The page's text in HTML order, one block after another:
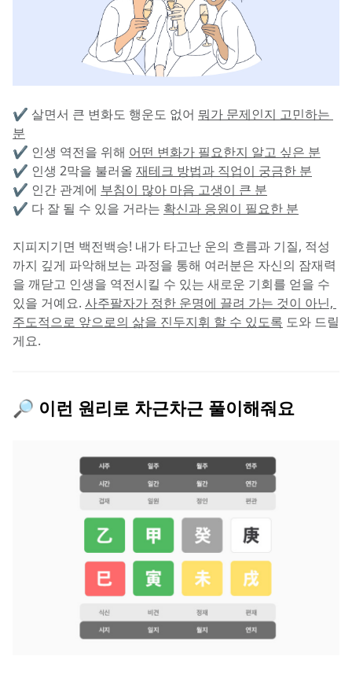
✔️ 살면서 큰 변화도 행운도 없어 뭐가 문제인지 고민하는
분
✔️ 인생 역전을 위해 어떤 변화가 필요한지 알고 싶은 분
✔️ 인생 2막을 불러올 재테크 방법과 직업이 궁금한 분
✔️ 인간 관계에 부침이 많아 마음 고생이 큰 분
✔️ 다 잘 될 수 있을 거라는 확신과 응원이 필요한 분
지피지기면 백전백승! 내가 타고난 운의 흐름과 기질, 적성
까지 깊게 파악해보는 과정을 통해 여러분은 자신의 잠재력
을 깨닫고 인생을 역전시킬 수 있는 새로운 기회를 얻을 수
있을 거예요. 사주팔자가 정한 운명에 끌려 가는 것이 아닌,
주도적으로 앞으로의 삶을 진두지휘 할 수 있도록 도와 드릴
게요.
🔎 이런 원리로 차근차근 풀이해줘요